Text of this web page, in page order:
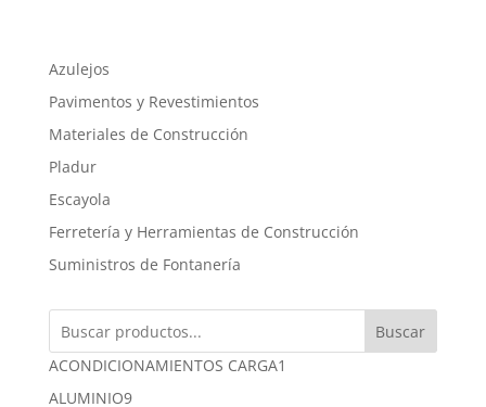
Azulejos
Pavimentos y Revestimientos
Materiales de Construcción
Pladur
Escayola
Ferretería y Herramientas de Construcción
Suministros de Fontanería
Buscar
ACONDICIONAMIENTOS CARGA1
ALUMINIO99